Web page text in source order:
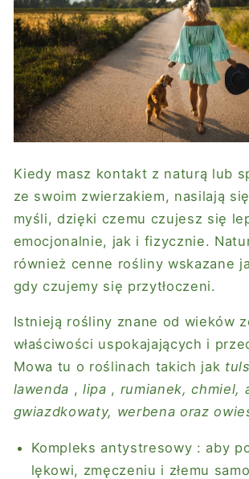
Kiedy masz kontakt z naturą lub
ze swoim zwierzakiem, nasilają
myśli, dzięki czemu czujesz się
emocjonalnie, jak i fizycznie.
również cenne rośliny wskazane
gdy czujemy się przytłoczeni.
Istnieją rośliny znane od wieków
właściwości uspokajających i
Mowa tu o roślinach takich jak
lawenda ,lipa , rumianek, chmiel,
gwiazdkowaty, werbena oraz
Kompleks antystresowy : aby
lękowi, zmęczeniu i złemu